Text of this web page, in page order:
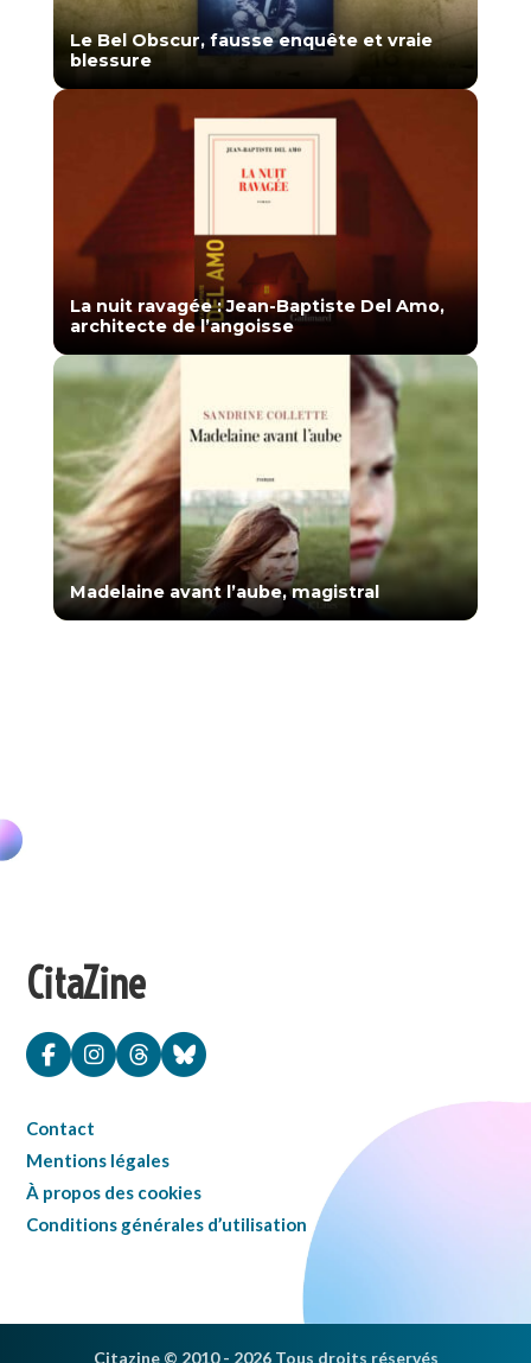
Le Bel Obscur, fausse enquête et vraie
blessure
La nuit ravagée : Jean-Baptiste Del Amo,
architecte de l’angoisse
Madelaine avant l’aube, magistral
CitaZine
Contact
Mentions légales
À propos des cookies
Conditions générales d’utilisation
Citazine © 2010 - 2026 Tous droits réservés